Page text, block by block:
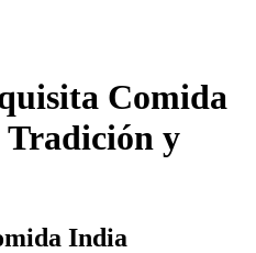
Comida
Tradición y
India